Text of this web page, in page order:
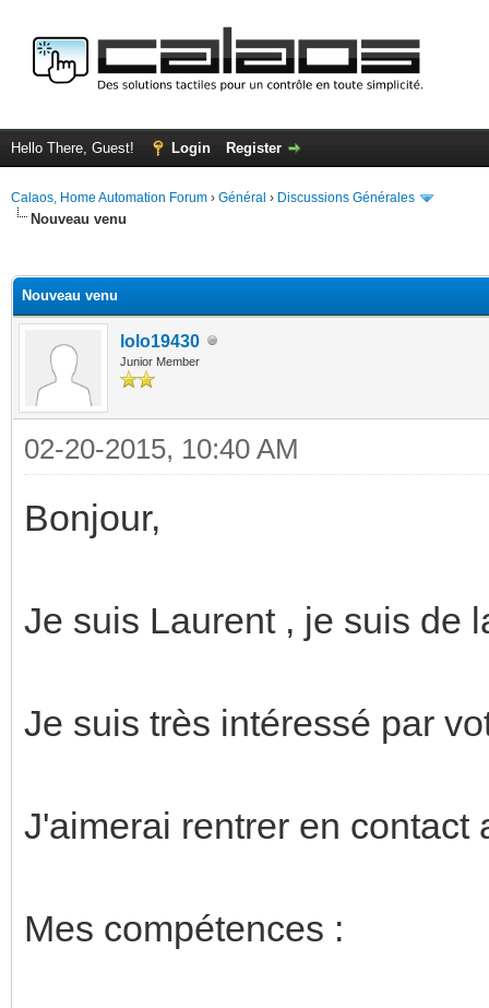
Hello There, Guest! Login Register
Calaos, Home Automation Forum › Général › Discussions Générales
Nouveau venu
Nouveau venu
lolo19430
Junior Member
02-20-2015, 10:40 AM
Bonjour,
Je suis Laurent , je suis de
Je suis très intéressé par
J'aimerai rentrer en contact
Mes compétences :